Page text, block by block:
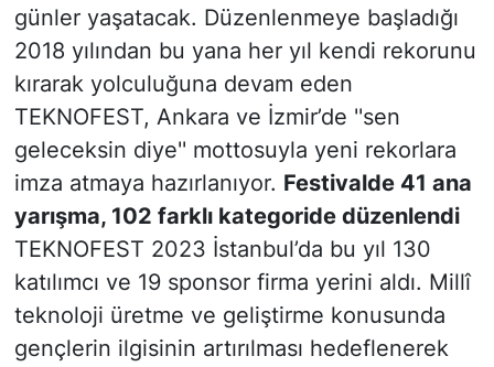
günler yaşatacak. Düzenlenmeye başladığı
2018 yılından bu yana her yıl kendi rekorunu
kırarak yolculuğuna devam eden
TEKNOFEST, Ankara ve İzmir’de ''sen
geleceksin diye'' mottosuyla yeni rekorlara
imza atmaya hazırlanıyor. Festivalde 41 ana
yarışma, 102 farklı kategoride düzenlendi
TEKNOFEST 2023 İstanbul’da bu yıl 130
katılımcı ve 19 sponsor firma yerini aldı. Millî
teknoloji üretme ve geliştirme konusunda
gençlerin ilgisinin artırılması hedeflenerek